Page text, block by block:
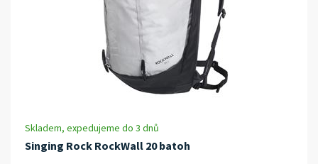
Skladem, expedujeme do 3 dnů
Singing Rock RockWall 20 batoh